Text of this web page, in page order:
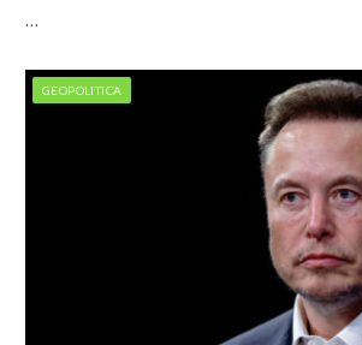
…
GEOPOLITICA